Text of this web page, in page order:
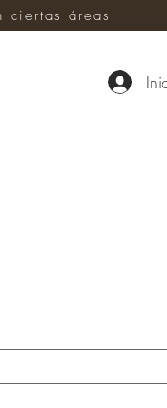
ciertas áreas